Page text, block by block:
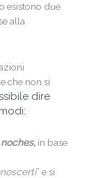
esistono due
alla
che non si
dire
in base
” e si